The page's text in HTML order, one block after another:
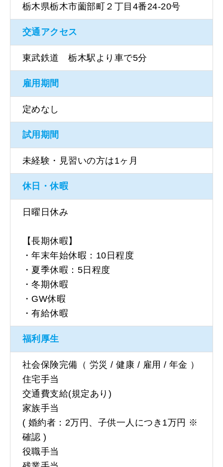
栃木県栃木市薗部町２丁目4番24-20号
交通アクセス
東武鉄道 栃木駅より車で5分
雇用期間
定めなし
試用期間
未経験・見習いの方は1ヶ月
休日・休暇
日曜日休み
【長期休暇】
・年末年始休暇：10日程度
・夏季休暇：5日程度
・冬期休暇
・GW休暇
・有給休暇
福利厚生
社会保険完備（ 労災 / 健康 / 雇用 / 年金 ）
住宅手当
交通費支給(規定あり)
家族手当
( 婚約者：2万円、子供一人につき1万円 ※
確認 )
役職手当